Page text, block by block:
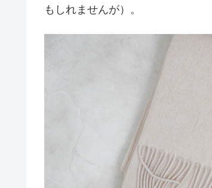
もしれませんが）。